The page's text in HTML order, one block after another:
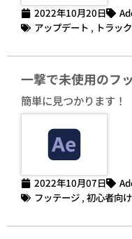
2022年10月20日
アップデート , トラッ
一撃で未使用のフ
簡単に見つかります！
2022年10月07日
フッテージ , 初心者向け